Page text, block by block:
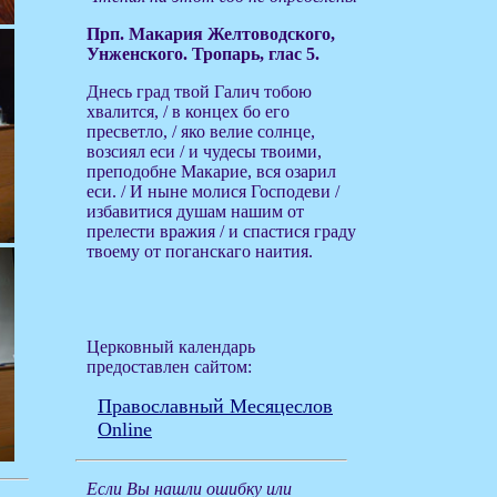
Прп. Макария Желтоводского,
Унженского. Тропарь, глас 5.
Днесь град твой Галич тобою
хвалится, / в концех бо его
пресветло, / яко велие солнце,
возсиял еси / и чудесы твоими,
преподобне Макарие, вся озарил
еси. / И ныне молися Господеви /
избавитися душам нашим от
прелести вражия / и спастися граду
твоему от поганскаго наития.
Церковный календарь
предоставлен сайтом:
Православный Месяцеслов
Online
Если Вы нашли ошибку или